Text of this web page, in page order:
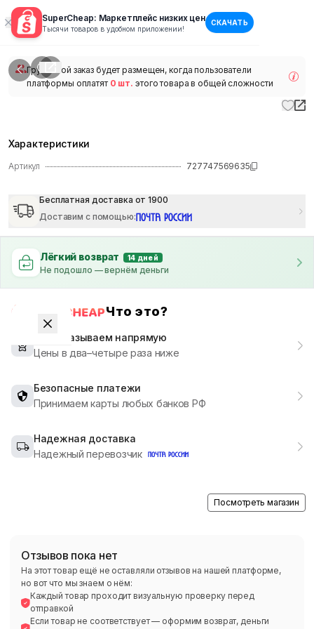
SuperCheap: Маркетплейс низких цен
Тысячи товаров в удобном приложении!
СКАЧАТЬ
1/
Групповой заказ будет размещен, когда пользователи
платформы оплатят 0 шт. этого товара в общей сложности
Характеристики
Артикул 727747569635
Бесплатная доставка от 1900
Доставим с помощью:
Лёгкий возврат 14 дней
Не подошло — вернём деньги
Что это?
Мы заказываем напрямую
Цены в два–четыре раза ниже
Безопасные платежи
Принимаем карты любых банков РФ
Надежная доставка
Надежный перевозчик
Посмотреть магазин
Отзывов пока нет
На этот товар ещё не оставляли отзывов на нашей платформе,
но вот что мы знаем о нём:
Каждый товар проходит визуальную проверку перед
отправкой
Если товар не соответствует — оформим возврат, деньги